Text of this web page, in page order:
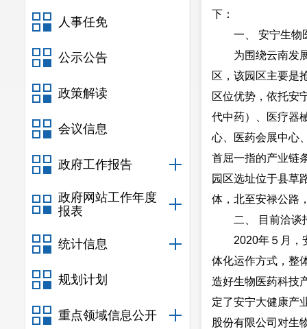
人事任免
公示公告
政策解读
会议信息
政府工作报告
政府网站工作年度
报表
统计信息
规划计划
重点领域信息公开
下：
一、 安宁生物
为围绕云南发
区，该园区主要是
区位优势，依托安
代中药）、医疗器
心、医药会展中心
首屈一指的产业链
园区选址位于县草
体，北至安禄公路
二、 目前洽谈
2020年５月，
体化运作方式，整
造好生物医药科技
定了安宁大健康产
股份有限公司对生